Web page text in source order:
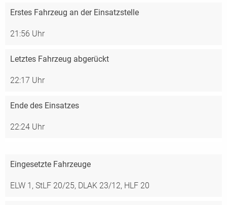
Erstes Fahrzeug an der Einsatzstelle
21:56 Uhr
Letztes Fahrzeug abgerückt
22:17 Uhr
Ende des Einsatzes
22:24 Uhr
Eingesetzte Fahrzeuge
ELW 1, StLF 20/25, DLAK 23/12, HLF 20